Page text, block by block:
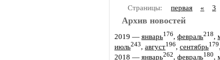
Страницы:
первая « 3
Архив новостей
2019 — январь176, февраль218,
июль243, август196, сентябрь179
2018 — январь262, февраль180,